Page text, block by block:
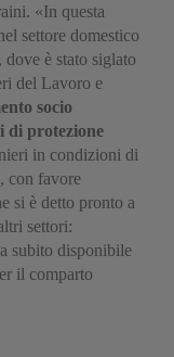
«In questa
settore domestico
è stato siglato
del Lavoro e
socio
di protezione
in condizioni di
con favore
si è detto pronto a
settori:
subito disponibile
il comparto